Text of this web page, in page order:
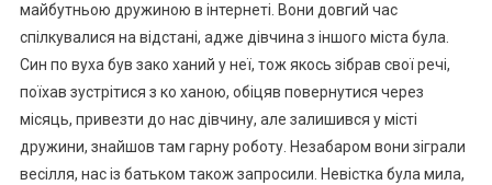
майбутньою дружиною в інтернеті. Вони довгий час
спілкувалися на відстані, адже дівчина з іншого міста була.
Син по вуха був зако ханий у неї, тож якось зібрав свої речі,
поїхав зустрітися з ко ханою, обіцяв повернутися через
місяць, привезти до нас дівчину, але залишився у місті
дружини, знайшов там гарну роботу. Незабаром вони зіграли
весілля, нас із батьком також запросили. Невістка була мила,